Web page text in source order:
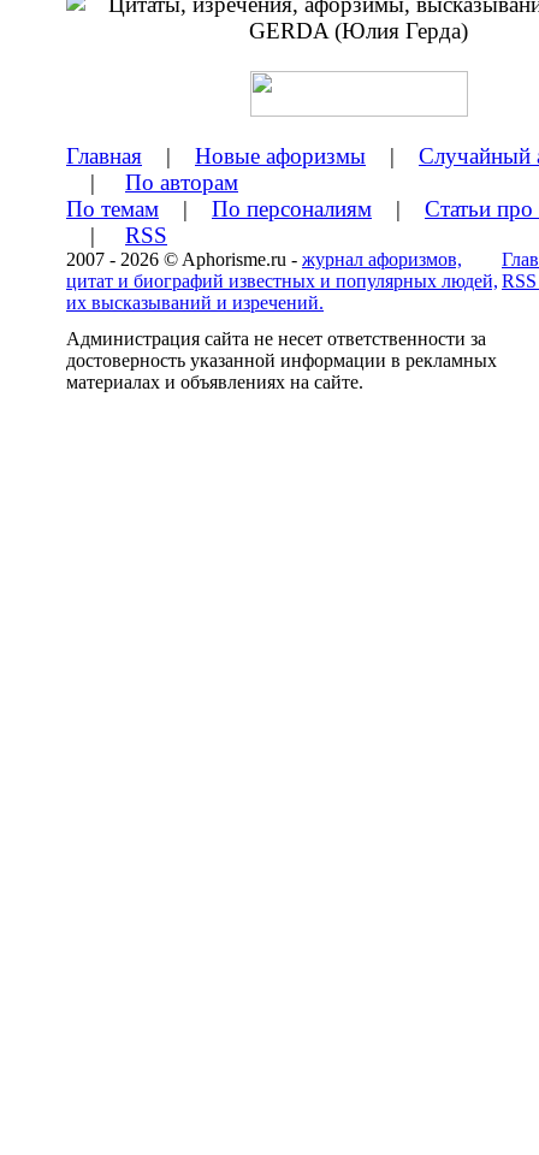
Главная | Новые афоризмы | Случайный
| По авторам
По темам | По персоналиям | Статьи
| RSS
2007 - 2026 © Aphorisme.ru - журнал афоризмов,
цитат и биографий известных и популярных людей,
их высказываний и изречений.
Администрация сайта не несет ответственности за
достоверность указанной информации в рекламных
материалах и объявлениях на сайте.